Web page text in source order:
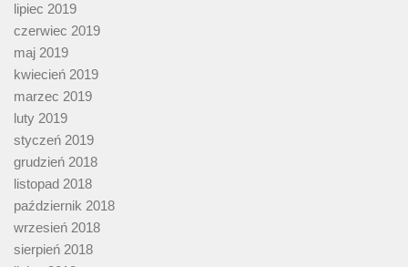
lipiec 2019
czerwiec 2019
maj 2019
kwiecień 2019
marzec 2019
luty 2019
styczeń 2019
grudzień 2018
listopad 2018
październik 2018
wrzesień 2018
sierpień 2018